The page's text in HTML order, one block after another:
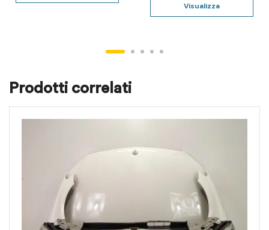
Visualizza
Prodotti correlati